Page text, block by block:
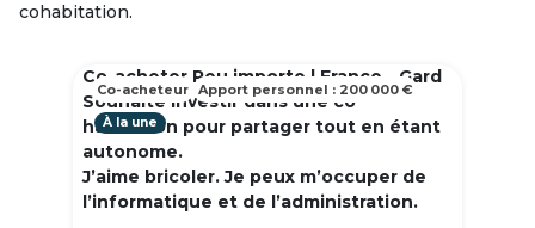
cohabitation.
Co-acheter Peu importe | France - Gard
Souhaite investir dans une co
habitation pour partager tout en étant
autonome.
J’aime bricoler. Je peux m’occuper de
l’informatique et de l’administration.
À la une
Co-acheteur Apport personnel : 200 000 €